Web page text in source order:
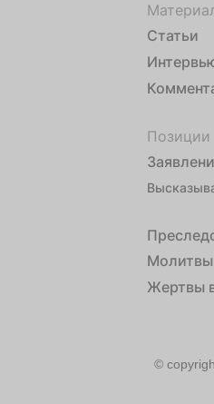
Статьи
Позиции
Молитвы
Жертвы
©